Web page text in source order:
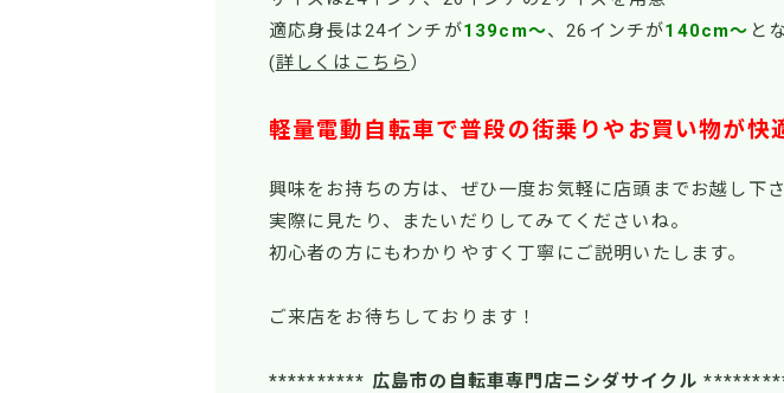
適応身長は24インチが139cm～、26インチが140cm～ と
(詳しくはこちら ）
軽量電動自転車で普段の街乗りやお買い物が快
興味をお持ちの方は、ぜひ一度お気軽に店頭までお越し下さ
実際に見たり、またいだりしてみてくださいね。
初心者の方にもわかりやすく丁寧にご説明いたします。
ご来店をお待ちしております！
********** 広島市の自転車専門店ニシダサイクル